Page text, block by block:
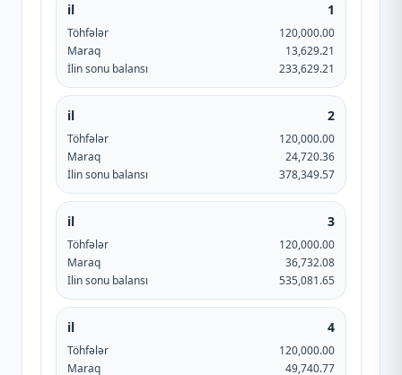
il 1
Töhfələr
120,000.00
Maraq
13,629.21
İlin sonu balansı
233,629.21
il 2
Töhfələr
120,000.00
Maraq
24,720.36
İlin sonu balansı
378,349.57
il 3
Töhfələr
120,000.00
Maraq
36,732.08
İlin sonu balansı
535,081.65
il 4
Töhfələr
120,000.00
Maraq
49,740.77